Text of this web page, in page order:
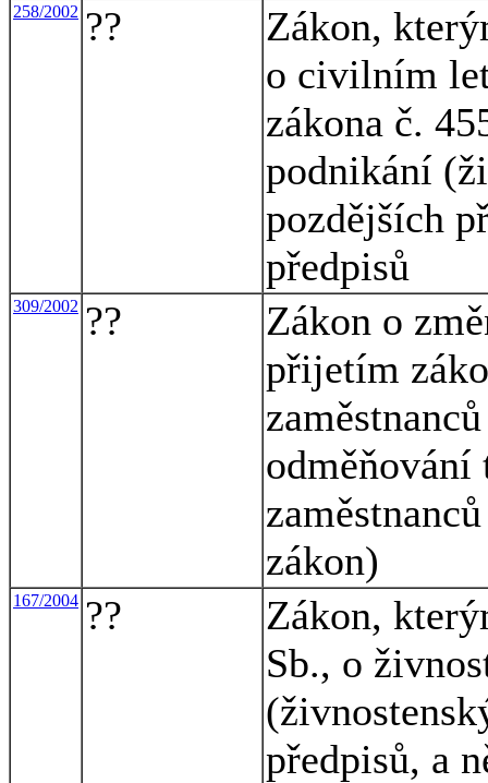
258/2002 ??
Zákon,
o civilním
zákona č.
podnikání
pozdějších
předpisů
309/2002 ??
Zákon o
přijetím
odměňování
zákon)
167/2004 ??
Zákon,
Sb., o
předpisů, a